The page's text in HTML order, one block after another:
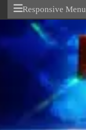
Responsive Menu